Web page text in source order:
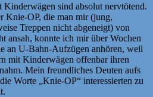
Kinderwägen sind absolut nervtötend.
Knie-OP, die man mir (jung,
Treppen nicht abgeneigt) von
ansah, konnte ich mir über Wochen
an U-Bahn-Aufzügen anhören, weil
mit Kinderwägen offenbar ihren
Mein freundliches Deuten aufs
Worte „Knie-OP“ interessierten zu